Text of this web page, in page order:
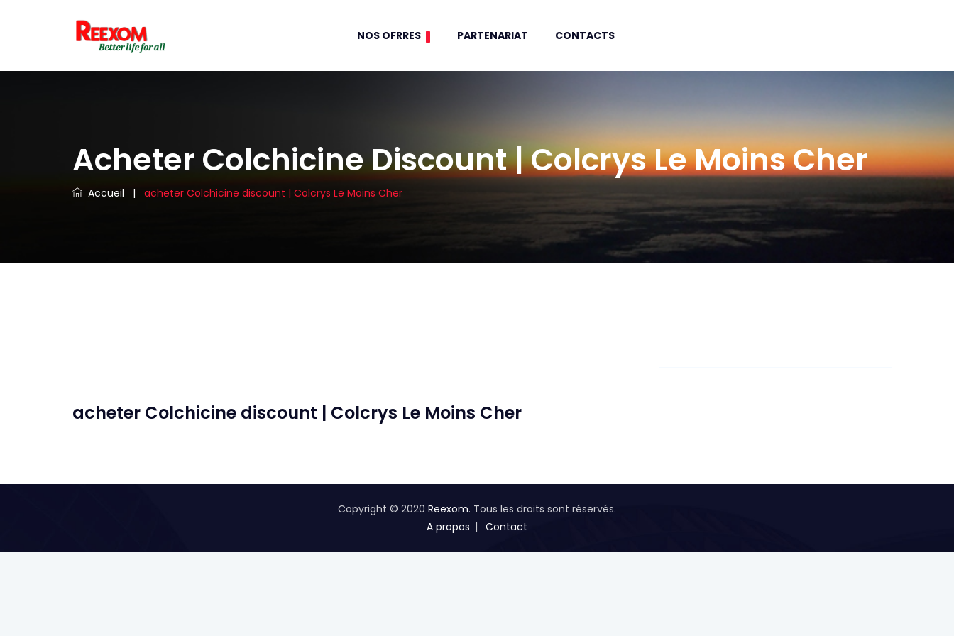
NOS OFRRES PARTENARIAT CONTACTS
Acheter Colchicine Discount | Colcrys Le Moins Cher
Accueil | acheter Colchicine discount | Colcrys Le Moins Cher
acheter Colchicine discount | Colcrys Le Moins Cher
Copyright © 2020 Reexom. Tous les droits sont réservés.
A propos
Contact